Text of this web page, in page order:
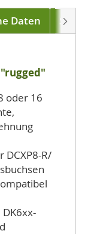
Daten
oder 16
DCXP8-R/